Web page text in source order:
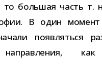
то боль­шая часть т.
В один
появ­ляться
направ­ле­ния,